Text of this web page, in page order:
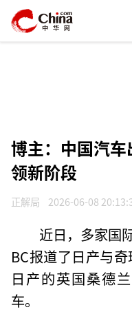
博主：中国汽
领新阶段
正解局 2026-06-08
近日，多家国
BC报道了日产与
日产的英国桑德
车。